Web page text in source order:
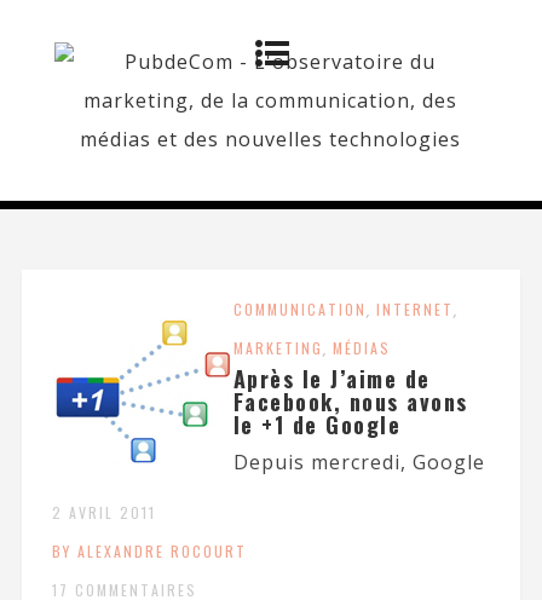
COMMUNICATION, INTERNET,
MARKETING, MÉDIAS
Après le J’aime de
Facebook, nous avons
le +1 de Google
2 AVRIL 2011
BY ALEXANDRE ROCOURT
17 COMMENTAIRES
Depuis mercredi, Google